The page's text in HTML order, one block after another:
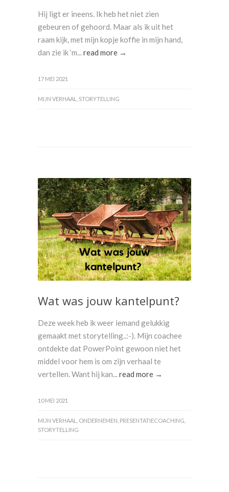
Hij ligt er ineens. Ik heb het niet zien
gebeuren of gehoord. Maar als ik uit het
raam kijk, met mijn kopje koffie in mijn hand,
dan zie ik ‘m...read more →
17 MEI 2021
MIJN VERHAAL STORYTELLING
Wat was jouw kantelpunt?
Deze week heb ik weer iemand gelukkig
gemaakt met storytelling..:-). Mijn coachee
ontdekte dat PowerPoint gewoon niet het
middel voor hem is om zijn verhaal te
vertellen. Want hij kan...read more →
10 MEI 2021
MIJN VERHAAL ONDERNEMEN PRESENTATIECOACHING
STORYTELLING